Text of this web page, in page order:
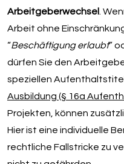
Arbeitgeberwechsel .
Arbeit ohne
“Beschäftigung erlaubt”
dürfen Sie den
speziellen
Ausbildung (§ 16a
Projekten, können
Hier ist eine individuelle
rechtliche Fallstricke zu